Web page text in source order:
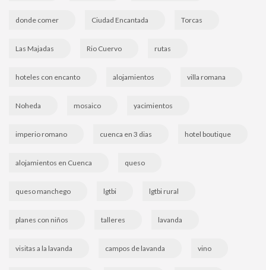
donde comer Ciudad Encantada Torcas
Las Majadas Rio Cuervo rutas
hoteles con encanto alojamientos villa romana
Noheda mosaico yacimientos
imperio romano cuenca en 3 dias hotel boutique
alojamientos en Cuenca queso
queso manchego lgtbi lgtbi rural
planes con niños talleres lavanda
visitas a la lavanda campos de lavanda vino